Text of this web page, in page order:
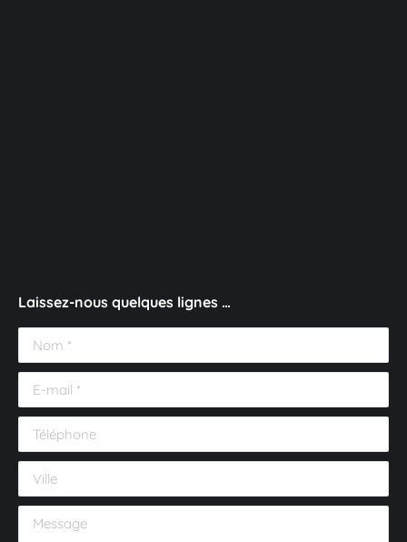
Laissez-nous quelques lignes …
Nom *
E-mail *
Téléphone
Ville
Message